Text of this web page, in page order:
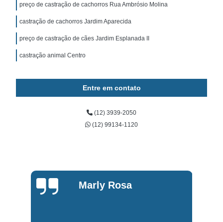
preço de castração de cachorros Rua Ambrósio Molina
castração de cachorros Jardim Aparecida
preço de castração de cães Jardim Esplanada II
castração animal Centro
Entre em contato
(12) 3939-2050
(12) 99134-1120
Marly Rosa